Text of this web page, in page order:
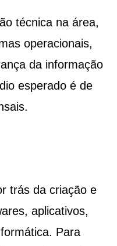
técnica na área,
operacionais,
da informação
esperado é de
trás da criação e
aplicativos,
Para